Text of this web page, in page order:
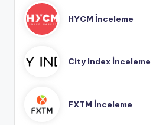
HYCM İnceleme
City Index İnceleme
FXTM İnceleme